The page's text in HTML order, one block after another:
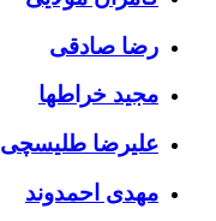
رضا صادقی
مجید خراطها
علیرضا طلیسچی
مهدی احمدوند